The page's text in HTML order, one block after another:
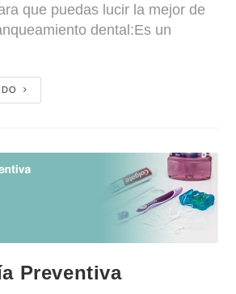
que puedas lucir la mejor de
dental:Es un
Preventiva